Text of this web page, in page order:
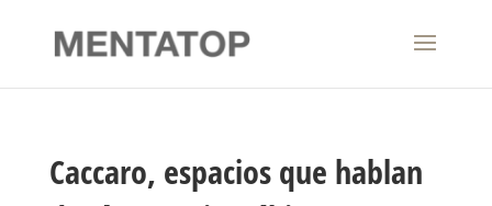
Caccaro, espacios que hablan